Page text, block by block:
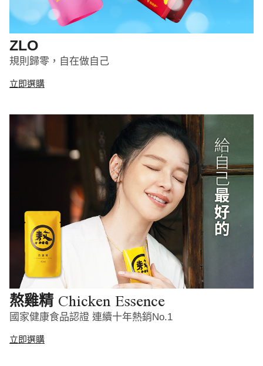
ZLO
規則歸零，自在做自己
立即選購
熬雞精 Chicken Essence
國家健康食品認證 連續十年熱銷No.1
立即選購